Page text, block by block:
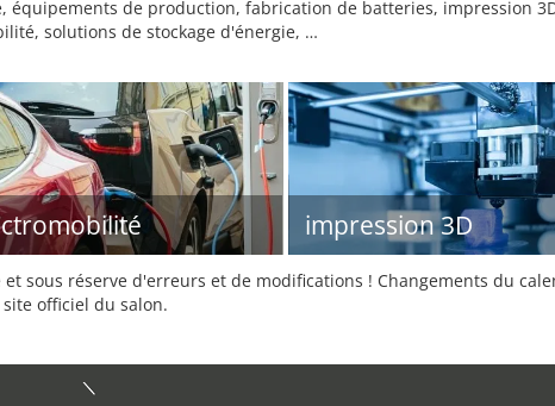
équipements de production, fabrication de batteries, impression
solutions de stockage d'énergie, …
impression 3D
sous réserve d'erreurs et de modifications ! Changements du
site officiel du salon.